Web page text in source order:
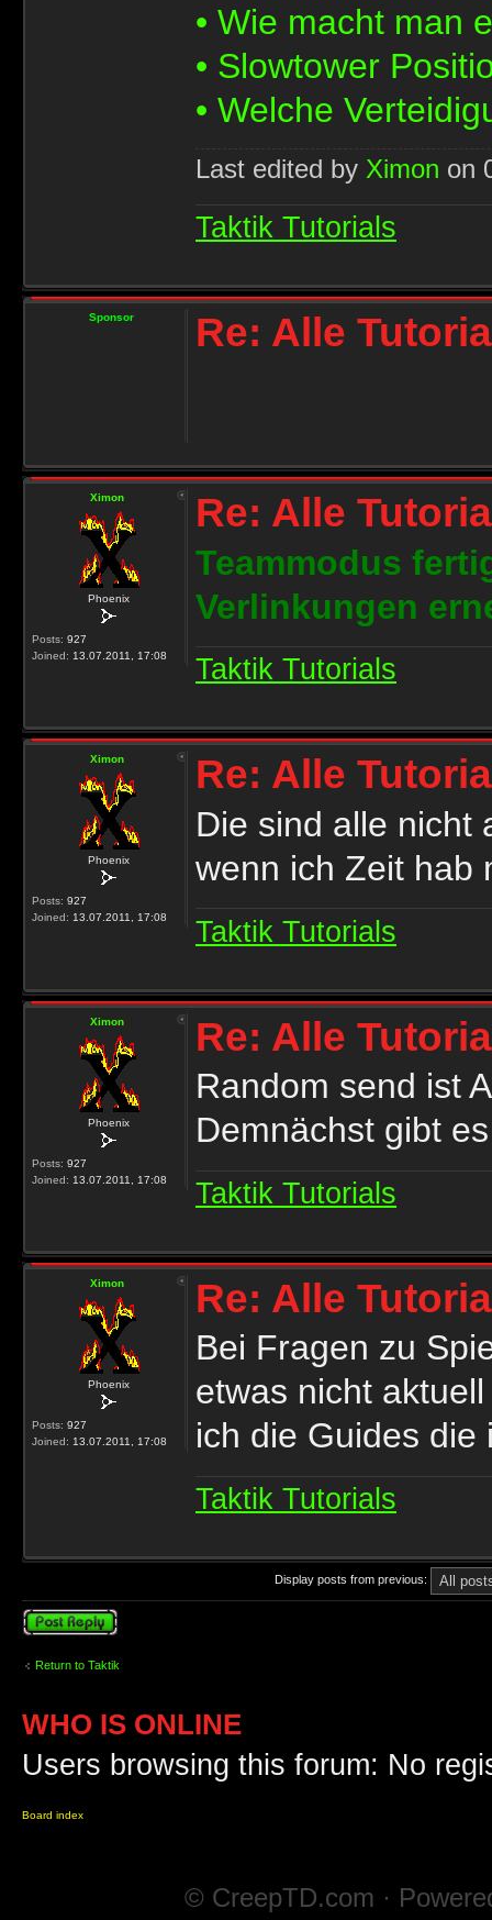
• Wie macht man
• Slowtower
• Welche
Last edited by Ximon on
Taktik Tutorials
Sponsor Re: Alle
Ximon
Phoenix
Posts: 927
Joined: 13.07.2011, 17:08
Re: Alle
Teammodus
Verlinkungen
Taktik Tutorials
Ximon
Phoenix
Posts: 927
Joined: 13.07.2011, 17:08
Re: Alle
Die sind alle nicht
wenn ich Zeit hab
Taktik Tutorials
Ximon
Phoenix
Posts: 927
Joined: 13.07.2011, 17:08
Re: Alle
Random send ist
Demnächst gibt
Taktik Tutorials
Ximon
Phoenix
Posts: 927
Joined: 13.07.2011, 17:08
Re: Alle
Bei Fragen zu
etwas nicht
ich die Guides
Taktik Tutorials
Display posts from previous:
Post a reply
Return to Taktik
WHO IS ONLINE
Users browsing this forum: No
Board index
© CreepTD.com ·